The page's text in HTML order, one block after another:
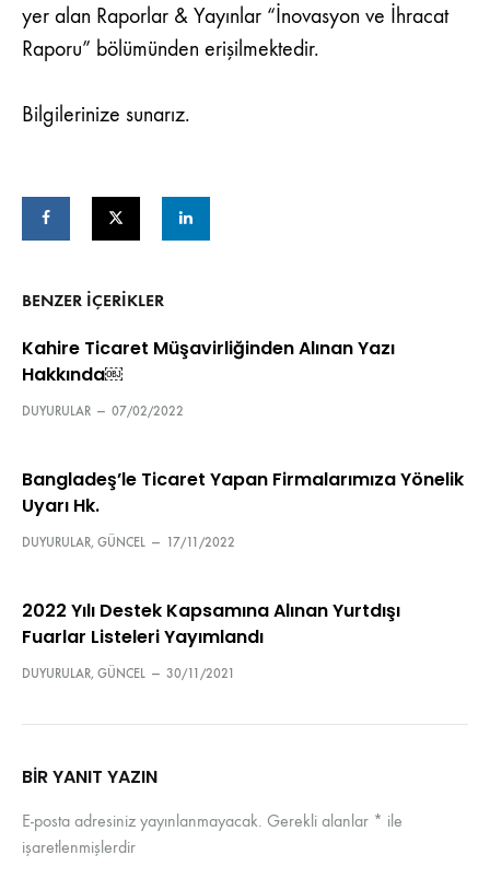
yer alan Raporlar & Yayınlar “İnovasyon ve İhracat
Raporu” bölümünden erişilmektedir.
Bilgilerinize sunarız.
BENZER IÇERIKLER
Kahire Ticaret Müşavirliğinden Alınan Yazı
Hakkında￼
DUYURULAR — 07/02/2022
Bangladeş’le Ticaret Yapan Firmalarımıza Yönelik
Uyarı Hk.
DUYURULAR, GÜNCEL — 17/11/2022
2022 Yılı Destek Kapsamına Alınan Yurtdışı
Fuarlar Listeleri Yayımlandı
DUYURULAR, GÜNCEL — 30/11/2021
BIR YANIT YAZIN
E-posta adresiniz yayınlanmayacak. Gerekli alanlar * ile
işaretlenmişlerdir